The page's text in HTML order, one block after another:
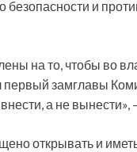
безопасности и
на то, чтобы во
первый замглавы
а не вынести»,
открывать и